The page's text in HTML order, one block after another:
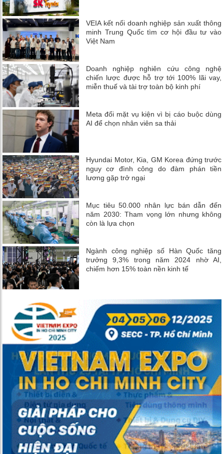
VEIA kết nối doanh nghiệp sản xuất thông
minh Trung Quốc tìm cơ hội đầu tư vào
Việt Nam
Doanh nghiệp nghiên cứu công nghệ
chiến lược được hỗ trợ tới 100% lãi vay,
miễn thuế và tài trợ toàn bộ kinh phí
Meta đối mặt vụ kiện vì bị cáo buộc dùng
AI để chọn nhân viên sa thải
Hyundai Motor, Kia, GM Korea đứng trước
nguy cơ đình công do đàm phán tiền
lương gặp trở ngại
Mục tiêu 50.000 nhân lực bán dẫn đến
năm 2030: Tham vọng lớn nhưng không
còn là lựa chọn
Ngành công nghiệp số Hàn Quốc tăng
trưởng 9,3% trong năm 2024 nhờ AI,
chiếm hơn 15% toàn nền kinh tế